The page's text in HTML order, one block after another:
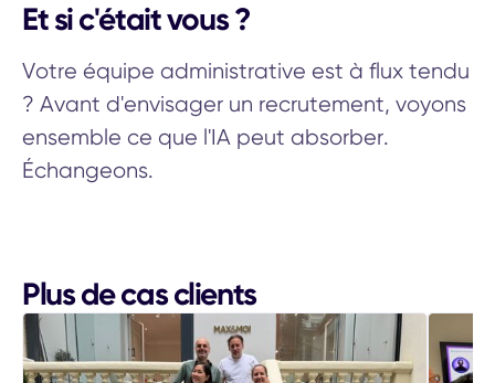
Et si c'était vous ?
Votre équipe administrative est à flux tendu
? Avant d'envisager un recrutement, voyons
ensemble ce que l'IA peut absorber.
Échangeons.
Plus de cas clients